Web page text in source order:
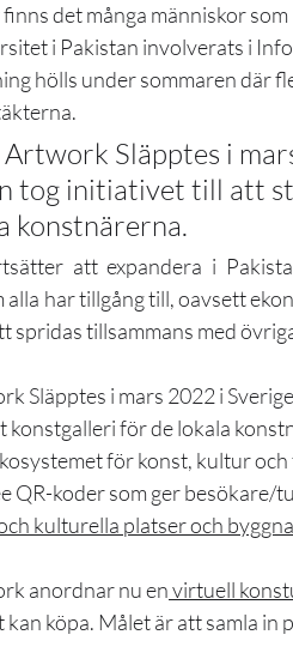
det många människor
i Pakistan involverats i
hölls under sommaren där
tog initiativet till att
konstnärerna.
att expandera i
alla har tillgång till, oavsett
spridas tillsammans med
Släpptes i mars 2022 i
konstgalleri för de lokala
för konst, kultur
QR-koder som ger
kulturella platser och
anordnar nu en virtuell
kan köpa. Målet är att samla